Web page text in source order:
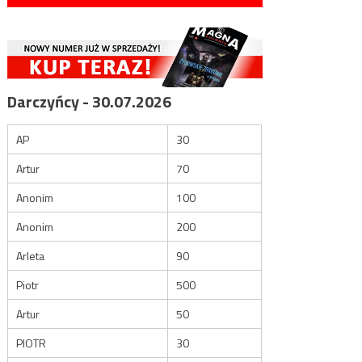
Darczyńcy - 30.07.2026
AP
30
Artur
70
Anonim
100
Anonim
200
Arleta
90
Piotr
500
Artur
50
PIOTR
30